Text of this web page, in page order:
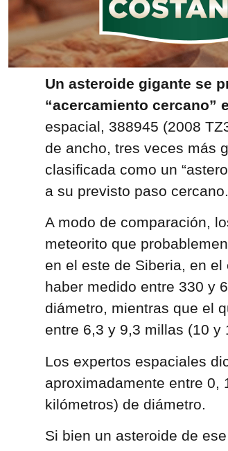
Un asteroide gigante se
“acercamiento cercano”
espacial, 388945 (2008
de ancho, tres veces más
clasificada como un
a su previsto paso cercano.
A modo de comparación,
meteorito que
en el este de Siberia, en
haber medido entre 330 y
diámetro, mientras que el
entre 6,3 y 9,3 millas (10 y
Los expertos espaciales
aproximadamente entre 0,
kilómetros) de diámetro.
Si bien un asteroide de